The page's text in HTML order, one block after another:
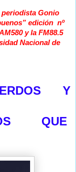
Gonio
edición nº
y la FM88.5
Nacional de
Y
QUE